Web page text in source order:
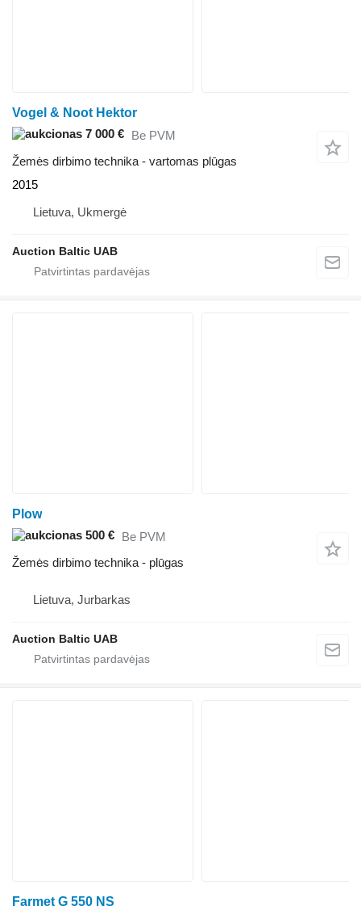
Vogel & Noot Hektor
7 000 € Be PVM
Žemės dirbimo technika - vartomas plūgas
2015
Lietuva, Ukmergė
Auction Baltic UAB
Plow
500 € Be PVM
Žemės dirbimo technika - plūgas
Lietuva, Jurbarkas
Auction Baltic UAB
Farmet G 550 NS